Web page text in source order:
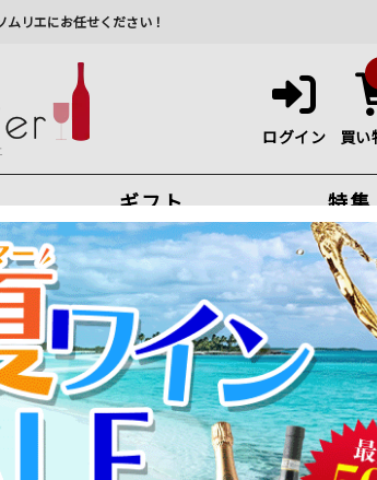
リエにお任せください！
ログイン 買い
ギフト 特集
短8月9日(日)出荷
ついてはこちらをクリック
ります。最新情報は佐川急便のHPをご確
ファンヴィーノ インド ワインバッグ 通販